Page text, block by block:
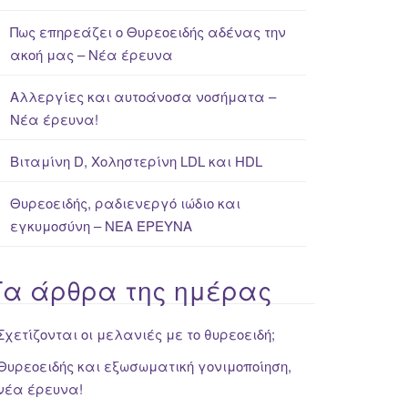
Πως επηρεάζει ο Θυρεοειδής αδένας την
ακοή μας – Νέα έρευνα
Αλλεργίες και αυτοάνοσα νοσήματα –
Νέα έρευνα!
Βιταμίνη D, Χοληστερίνη LDL και HDL
Θυρεοειδής, ραδιενεργό ιώδιο και
εγκυμοσύνη – ΝΕΑ ΈΡΕΥΝΑ
άρθρα της ημέρας
οι μελανιές με το θυρεοειδή;
και εξωσωματική γονιμοποίηση,
έρευνα!